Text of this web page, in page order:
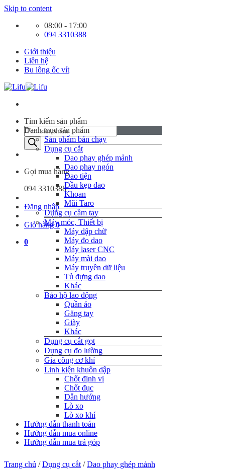
Skip to content
08:00 - 17:00
094 3310388
Giới thiệu
Liên hệ
Bu lông ốc vít
Tìm kiếm sản phẩm
Gọi mua hàng
094 3310388
Đăng nhập
Giỏ hàng0
0
Danh mục sản phẩm
Sản phẩm bán chạy
Dụng cụ cắt
Dao phay ghép mảnh
Dao phay ngón
Dao tiện
Đầu kẹp dao
Khoan
Mũi Taro
Dụng cụ cầm tay
Máy móc, Thiết bị
Máy dập chữ
Máy đo dao
Máy laser CNC
Máy mài dao
Máy truyền dữ liệu
Tủ đựng dao
Khác
Bảo hộ lao động
Quần áo
Găng tay
Giày
Khác
Dụng cụ cắt gọt
Dụng cụ đo lường
Gia công cơ khí
Linh kiện khuôn dập
Chốt định vị
Chốt đục
Dẫn hướng
Lò xo
Lò xo khí
Hướng dẫn thanh toán
Hướng dẫn mua online
Hướng dẫn mua trả góp
Trang chủ / Dụng cụ cắt / Dao phay ghép mảnh